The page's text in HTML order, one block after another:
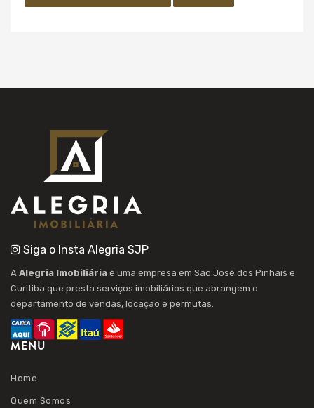
Siga o Insta Alegria SJP
A Alegria Imobiliária é uma empresa em São José dos Pinhais e
Curitiba que presta serviços imobiliários que abrangem o
departamento de vendas, locação e permutas.
MENU
Home
Quem Somos